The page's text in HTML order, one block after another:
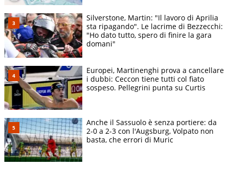
Silverstone, Martin: "Il lavoro di Aprilia
sta ripagando". Le lacrime di Bezzecchi:
"Ho dato tutto, spero di finire la gara
domani"
Europei, Martinenghi prova a cancellare
i dubbi: Ceccon tiene tutti col fiato
sospeso. Pellegrini punta su Curtis
Anche il Sassuolo è senza portiere: da
2-0 a 2-3 con l'Augsburg, Volpato non
basta, che errori di Muric